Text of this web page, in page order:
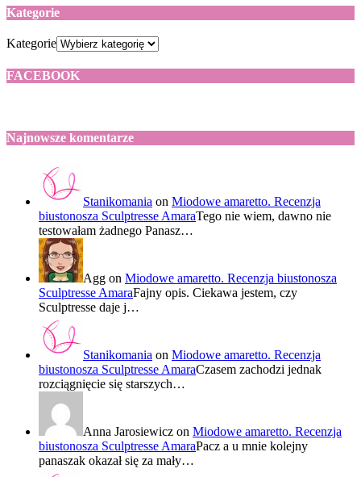
Kategorie
Kategorie
FACEBOOK
Najnowsze komentarze
Stanikomania on Miodowe amaretto. Recenzja
biustonosza Sculptresse AmaraTego nie wiem, dawno nie
testowałam żadnego Panasz…
Agg on Miodowe amaretto. Recenzja biustonosza
Sculptresse AmaraFajny opis. Ciekawa jestem, czy
Sculptresse daje j…
Stanikomania on Miodowe amaretto. Recenzja
biustonosza Sculptresse AmaraCzasem zachodzi jednak
rozciągnięcie się starszych…
Anna Jarosiewicz on Miodowe amaretto. Recenzja
biustonosza Sculptresse AmaraPacz a u mnie kolejny
panaszak okazał się za mały…